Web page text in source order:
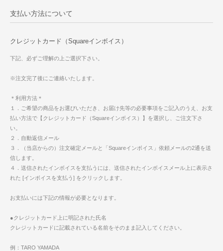
支払い方法について
クレジットカード（Squareインボイス）
下記、必ずご理解の上ご選択下さい。
※注文完了後にご連絡いたします。
＊利用方法＊
１．ご希望の商品をお選びいただき、お届け先等の必要事項をご記入のうえ、お支
払い方法で【クレジットカード（Squareインボイス）】を選択し、ご注文下さ
い。
２．自動返信メール
３．（当店からの）注文確定メールと「Squareインボイス」依頼メールの2通を送
信します。
４．送信されたインボイスを支払うには、送信されたインボイスメール上に表示さ
れた [インボイスを支払う] をクリックします。
お支払いには下記の情報が必要となります。
●クレジットカード上に明記された氏名
クレジットカードに記載されている名前をそのまま記入してください。
例：TARO YAMADA